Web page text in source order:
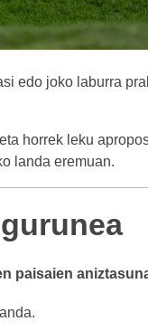
edo joko laburra
horrek leku
landa eremuan.
paisaien